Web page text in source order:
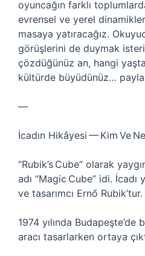
oyuncağın farklı toplumlarda
evrensel ve yerel
masaya yatıracağız.
görüşlerini de duymak
çözdüğünüz an, hangi
kültürde büyüdünüz…
—
İcadın Hikâyesi — Kim Ve
“Rubik’s Cube” olarak
adı “Magic Cube” idi.
ve tasarımcı Ernő
1974 yılında
aracı tasarlarken ortaya